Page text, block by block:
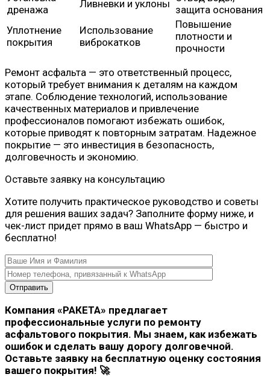
дренажа
Ливневки и уклоны защита основания
Уплотнение
покрытия
Использование
виброкатков
Повышение
плотности и
прочности
Ремонт асфальта — это ответственный процесс,
который требует внимания к деталям на каждом
этапе. Соблюдение технологий, использование
качественных материалов и привлечение
профессионалов помогают избежать ошибок,
которые приводят к повторным затратам. Надежное
покрытие — это инвестиция в безопасность,
долговечность и экономию.
Оставьте заявку на консультацию
Хотите получить практическое руководство и советы
для решения ваших задач? Заполните форму ниже, и
чек-лист придет прямо в ваш WhatsApp — быстро и
бесплатно!
Компания «РАКЕТА» предлагает
профессиональные услуги по ремонту
асфальтового покрытия. Мы знаем, как избежать
ошибок и сделать вашу дорогу долговечной.
Оставьте заявку на бесплатную оценку состояния
вашего покрытия! 🚀